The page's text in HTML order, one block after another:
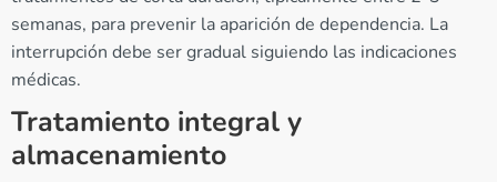
semanas, para prevenir la aparición de dependencia. La
interrupción debe ser gradual siguiendo las indicaciones
médicas.
Tratamiento integral y
almacenamiento